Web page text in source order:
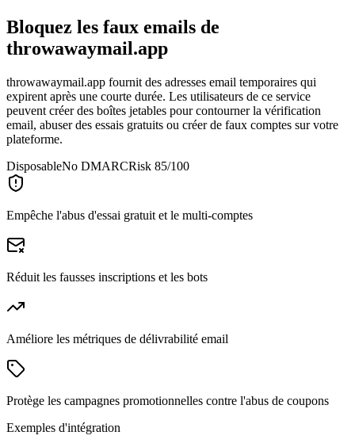
Bloquez les faux emails de
throwawaymail.app
throwawaymail.app fournit des adresses email temporaires qui
expirent après une courte durée. Les utilisateurs de ce service
peuvent créer des boîtes jetables pour contourner la vérification
email, abuser des essais gratuits ou créer de faux comptes sur votre
plateforme.
DisposableNo DMARCRisk 85/100
Empêche l'abus d'essai gratuit et le multi-comptes
Réduit les fausses inscriptions et les bots
Améliore les métriques de délivrabilité email
Protège les campagnes promotionnelles contre l'abus de coupons
Exemples d'intégration